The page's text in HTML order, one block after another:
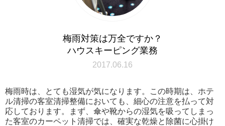
梅雨対策は万全ですか？
ハウスキーピング業務
2017.06.16
梅雨時は、とても湿気が気になります。この時期は、ホテ
ル清掃の客室清掃整備においても、細心の注意を払って対
応しております。まず、傘や靴からの湿気を吸ってしまっ
た客室のカーペット清掃では、確実な乾燥と除菌に心掛け